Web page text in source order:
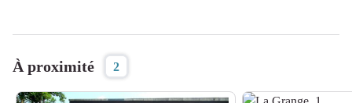
À proximité 2